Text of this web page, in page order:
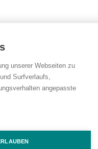
Rechte vorbehalten.
and create
unserer Webseiten zu
Surfverlaufs,
angepasste